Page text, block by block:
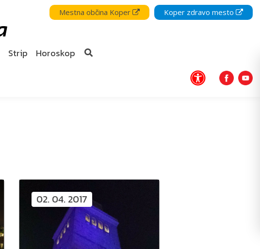
Mestna občina Koper Koper zdravo mesto
Strip Horoskop
02. 04. 2017